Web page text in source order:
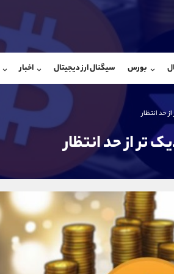
بورس سیگنال ارز دیجیتال اخبار
حد انتظار
تر از حد انتظار
شروع گفتگو
@Armteam_admin_103
103
واتساپ
تلگرام
داخلی